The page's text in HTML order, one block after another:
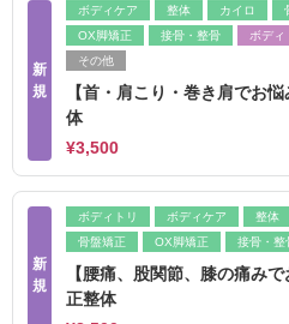
新
規
ボディケア 整体 カイロ
OX脚矯正
接骨・整骨 ボディ
その他
【首・肩こり・巻き肩でお
体
¥3,500
新
規
ボディトリ ボディケア 整体
骨盤矯正
OX脚矯正 接骨・整
【腰痛、股関節、膝の痛み
正整体